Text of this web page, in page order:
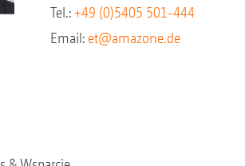
Tel.:+49 (0)5405 501-444
Email: et@amazone.de